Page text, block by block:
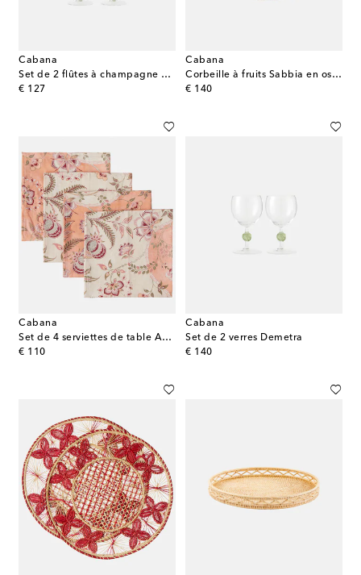
Cabana
Set de 2 flûtes à champagne Demetra
€ 127
original price
Cabana
Corbeille à fruits Sabbia en osier
€ 140
original price
Cabana
Set de 4 serviettes de table Asli en lin à fleurs
€ 110
original price
Cabana
Set de 2 verres Demetra
€ 140
original price